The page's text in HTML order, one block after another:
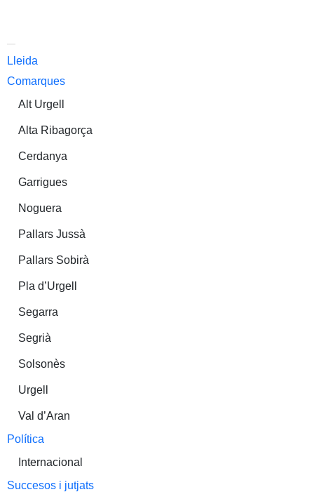
Lleida
Comarques
Alt Urgell
Alta Ribagorça
Cerdanya
Garrigues
Noguera
Pallars Jussà
Pallars Sobirà
Pla d’Urgell
Segarra
Segrià
Solsonès
Urgell
Val d’Aran
Política
Internacional
Succesos i jutjats